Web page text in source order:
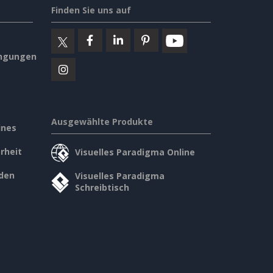
Finden Sie uns auf
Ausgewählte Produkte
Visuelles Paradigma Online
Visuelles Paradigma
Schreibtisch